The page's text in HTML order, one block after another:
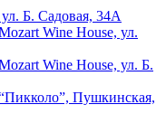
Б. Садовая, 34А
Wine House, ул.
Wine House, ул. Б.
Пушкинская,